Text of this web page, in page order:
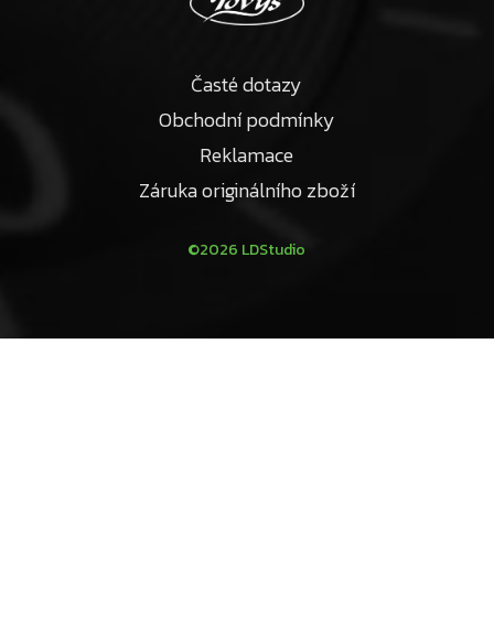
Časté dotazy
Obchodní podmínky
Reklamace
Záruka originálního zboží
©2026 LDStudio